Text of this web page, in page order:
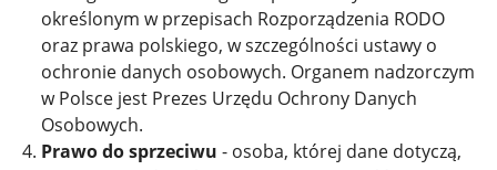
określonym w przepisach Rozporządzenia RODO
oraz prawa polskiego, w szczególności ustawy o
ochronie danych osobowych. Organem nadzorczym
w Polsce jest Prezes Urzędu Ochrony Danych
Osobowych.
Prawo do sprzeciwu - osoba, której dane dotyczą,